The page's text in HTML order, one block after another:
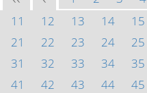
11
12 13 14 15
21
22 23 24 25
31
32 33 34 35
41
42 43 44 45